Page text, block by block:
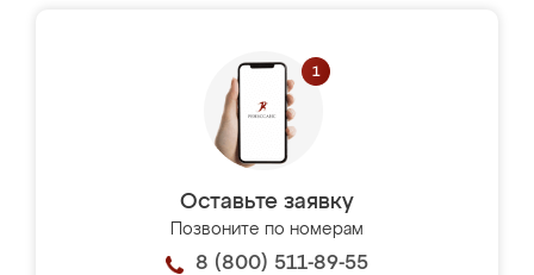
Оставьте заявку
Позвоните по номерам
8 (800) 511-89-55